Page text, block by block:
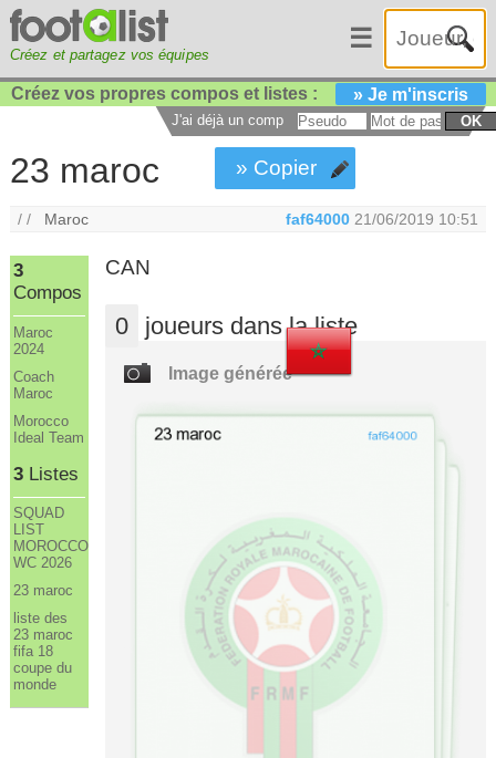
Créez et partagez vos équipes
☰
Créez vos propres compos et listes : » Je m'inscris
J'ai déjà un compte : OK
23 maroc » Copier
/ / Maroc faf64000 21/06/2019 10:51
3
Compos
Maroc
2024
Coach
Maroc
Morocco
Ideal Team
3Listes
SQUAD
LIST
MOROCCO
WC 2026
23 maroc
liste des
23 maroc
fifa 18
coupe du
monde
CAN
0 joueurs dans la liste
Image générée